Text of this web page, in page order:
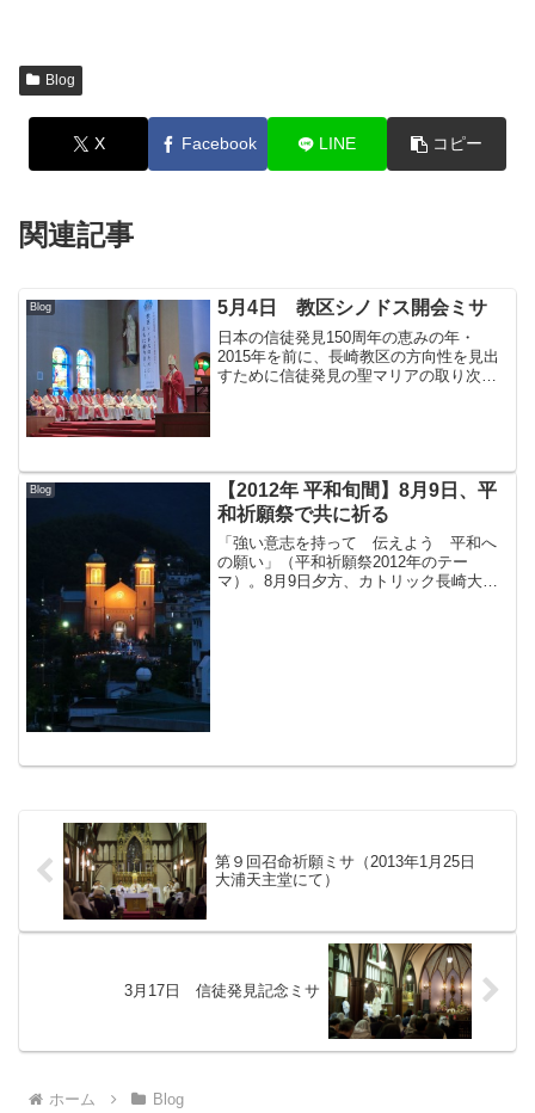
Blog
X Facebook LINE コピー
関連記事
Blog 5月4日 教区シノドス開会ミサ
日本の信徒発見150周年の恵みの年・
2015年を前に、長崎教区の方向性を見出
すために信徒発見の聖マリアの取り次ぎ
Blog
【2012年 平和旬間】8月9日、平
和祈願祭で共に祈る
「強い意志を持って 伝えよう 平和へ
の願い」（平和祈願祭2012年のテー
マ）。8月9日夕方、カトリック長崎大司
第９回召命祈願ミサ（2013年1月25日
大浦天主堂にて）
3月17日 信徒発見記念ミサ
ホーム Blog